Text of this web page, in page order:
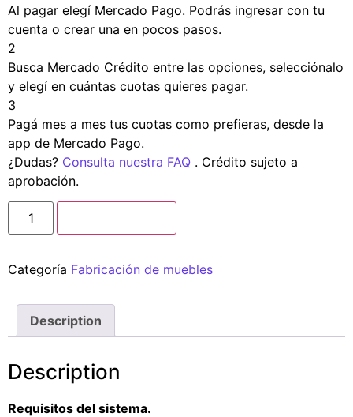
Al pagar elegí Mercado Pago. Podrás ingresar con tu
cuenta o crear una en pocos pasos.
2
Busca Mercado Crédito entre las opciones, selecciónalo
y elegí en cuántas cuotas quieres pagar.
3
Pagá mes a mes tus cuotas como prefieras, desde la
app de Mercado Pago.
¿Dudas? Consulta nuestra FAQ . Crédito sujeto a
aprobación.
Categoría Fabricación de muebles
Description
Description
Requisitos del sistema.